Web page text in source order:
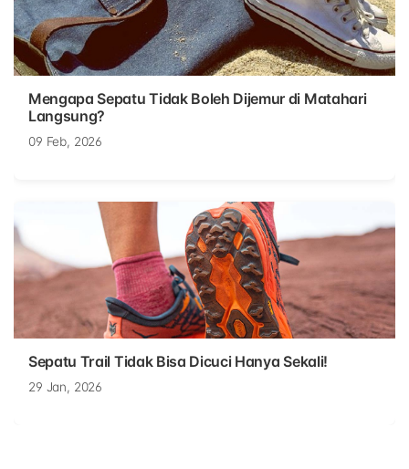
Mengapa Sepatu Tidak Boleh Dijemur di Matahari
Langsung?
09 Feb, 2026
Sepatu Trail Tidak Bisa Dicuci Hanya Sekali!
29 Jan, 2026